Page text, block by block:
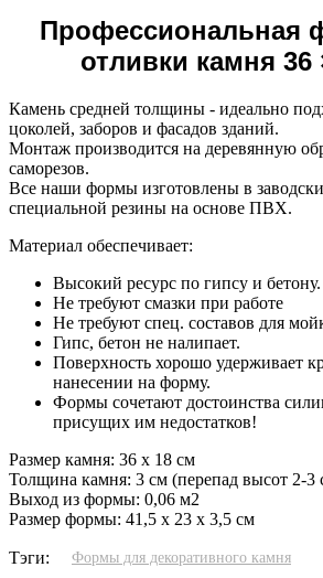
Профессиональная
отливки камня 36
Камень средней толщины - идеально
цоколей, заборов и фасадов зданий.
Монтаж производится на деревянную
саморезов.
Все наши формы изготовлены в
специальной резины на основе ПВХ.
Материал обеспечивает:
Высокий ресурс по гипсу и бетону.
Не требуют смазки при работе
Не требуют спец. составов для
Гипс, бетон не налипает.
Поверхность хорошо удерживает
нанесении на форму.
Формы сочетают достоинства
присущих им недостатков!
Размер камня: 36 x 18 см
Толщина камня: 3 см (перепад высот 2-3
Выход из формы: 0,06 м2
Размер формы: 41,5 x 23 x 3,5 см
Тэги:
Формы для декоративного камня